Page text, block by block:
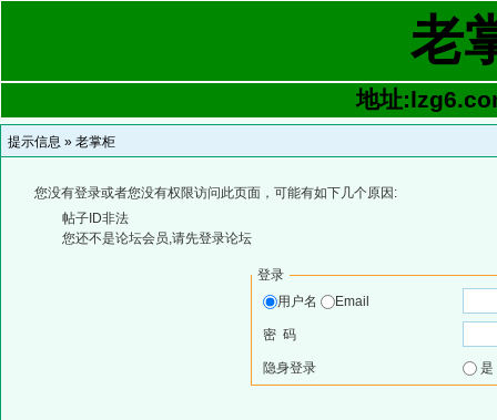
老
地址
提示信息 » 老掌柜
您没有登录或者您没有权限访问此页面，可能有如下几个原因:
帖子ID非法
您还不是论坛会员,请先登录论坛
登录
用户名
Email
密 码
隐身登录